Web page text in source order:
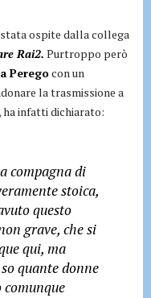
ospite dalla collega
Rai2. Purtroppo però
Peregocon un
la trasmissione a
ha infatti dichiarato:
compagna di
stoica,
questo
grave, che si
qui, ma
quante donne